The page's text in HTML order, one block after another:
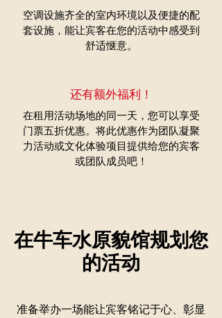
空调设施齐全的室内环境以及便捷的配
套设施，能让宾客在您的活动中感受到
舒适惬意。
​还有额外福利！
在租用活动场地的同一天，您可以享受
门票五折优惠。将此优惠作为团队凝聚
力活动或文化体验项目提供给您的宾客
或团队成员吧！
在牛车水原貌馆规划您
的活动
准备举办一场能让宾客铭记于心、彰显